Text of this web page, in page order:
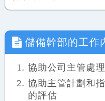
儲備幹部的工作
協助公司主管處
協助主管計劃和
的評估